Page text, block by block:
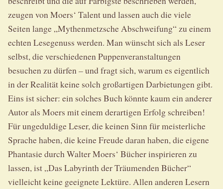
zeugen von Moers‘ Talent und lassen auch die viele
Seiten lange „Mythenmetzsche Abschweifung“ zu einem
echten Lesegenuss werden. Man wünscht sich als Leser
selbst, die verschiedenen Puppenveranstaltungen
besuchen zu dürfen – und fragt sich, warum es eigentlich
in der Realität keine solch großartigen Darbietungen gibt.
Eins ist sicher: ein solches Buch könnte kaum ein anderer
Autor als Moers mit einem derartigen Erfolg schreiben!
Für ungeduldige Leser, die keinen Sinn für meisterliche
Sprache haben, die keine Freude daran haben, die eigene
Phantasie durch Walter Moers‘ Bücher inspirieren zu
lassen, ist „Das Labyrinth der Träumenden Bücher“
vielleicht keine geeignete Lektüre. Allen anderen Lesern